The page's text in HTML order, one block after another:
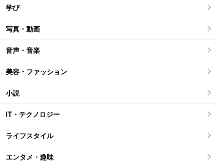
学び
写真・動画
音声・音楽
美容・ファッション
小説
IT・テクノロジー
ライフスタイル
エンタメ・趣味